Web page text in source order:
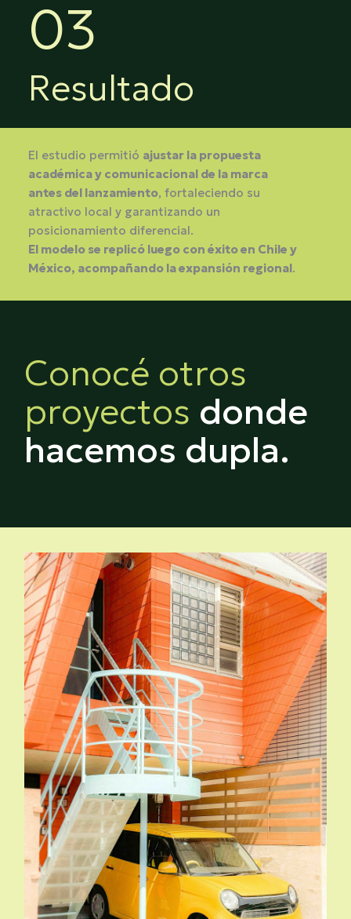
03
Resultado
El estudio permitió ajustar la propuesta
académica y comunicacional de la marca
antes del lanzamiento, fortaleciendo su
atractivo local y garantizando un
posicionamiento diferencial.
El modelo se replicó luego con éxito en Chile y
México, acompañando la expansión regional.
Conocé otros
proyectos donde
hacemos dupla.